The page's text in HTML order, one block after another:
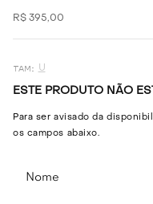
R$ 395,00
U
ESTE PRODUTO NÃO
Para ser avisado da
os campos abaixo.